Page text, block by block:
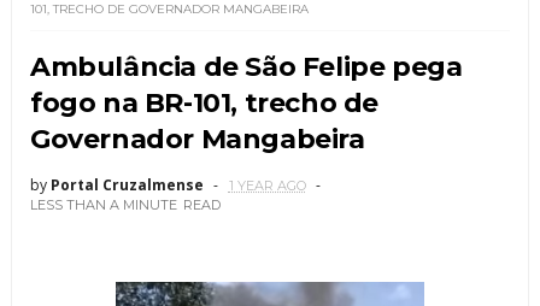
101, TRECHO DE GOVERNADOR MANGABEIRA
Ambulância de São Felipe pega
fogo na BR-101, trecho de
Governador Mangabeira
by Portal Cruzalmense
1 YEAR AGO
LESS THAN A MINUTE READ